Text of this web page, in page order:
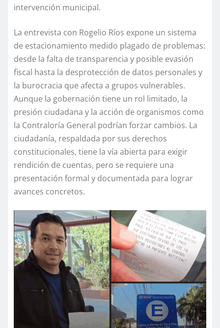
intervención municipal.
La entrevista con Rogelio Ríos expone un sistema
de estacionamiento medido plagado de problemas:
desde la falta de transparencia y posible evasión
fiscal hasta la desprotección de datos personales y
la burocracia que afecta a grupos vulnerables.
Aunque la gobernación tiene un rol limitado, la
presión ciudadana y la acción de organismos como
la Contraloría General podrían forzar cambios. La
ciudadanía, respaldada por sus derechos
constitucionales, tiene la vía abierta para exigir
rendición de cuentas, pero se requiere una
presentación formal y documentada para lograr
avances concretos.